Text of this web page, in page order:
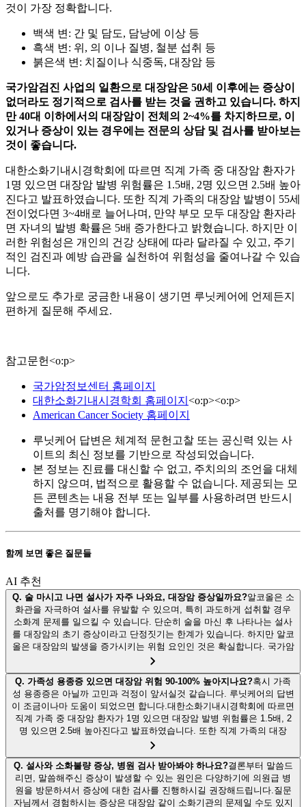
것이 가장 정확합니다.
백색 변: 간 및 담도, 담낭에 이상 등
흑색 변: 위, 의 이나 질병, 철분 섭취 등
붉은색 변: 치질이나 식중독, 대장암 등
국가암검진 사업의 일환으로 대장암은 50세 이후에는 증상이
없더라도 정기적으로 검사를 받는 것을 권하고 있습니다. 하지
만 40대 이하에서의 대장암이 전체의 2~4%를 차지하므로, 이
있거나 증상이 있는 경우에는 전문의 상담 및 검사를 받아보는
것이 좋습니다.
대한소화기내시경학회에 따르면 직계 가족 중 대장암 환자가
1명 있으면 대장암 발병 위험률은 1.5배, 2명 있으면 2.5배 높아
진다고 발표하였습니다. 또한 직계 가족의 대장암 발병이 55세
전이었다면 3~4배로 늘어나며, 만약 부모 모두 대장암 환자라
면 자녀의 발병 확률은 5배 증가한다고 밝혔습니다. 하지만 이
러한 위험성은 개인의 건강 상태에 따라 달라질 수 있고, 주기
적인 검진과 예방 습관을 실천하여 위험성을 줄여나갈 수 있습
니다.
앞으로도 추가로 궁금한 내용이 생기면 루닛케어에 언제든지
편하게 질문해 주세요.
참고문헌<o:p>
국가암정보센터 홈페이지
대한소화기내시경학회 홈페이지 <o:p><o:p>
American Cancer Society 홈페이지
루닛케어 답변은 체계적 문헌고찰 또는 공신력 있는 사
이트의 최신 정보를 기반으로 작성되었습니다.
본 정보는 진료를 대신할 수 없고, 주치의의 조언을 대체
하지 않으며, 법적으로 활용할 수 없습니다. 제공되는 모
든 콘텐츠는 내용 전부 또는 일부를 사용하려면 반드시
출처를 명기해야 합니다.
함께 보면 좋은 질문들
AI 추천
Q. 술 마시고 나면 설사가 자주 나와요, 대장암 증상일까요?알코올은 소
화관을 자극하여 설사를 유발할 수 있으며, 특히 과도하게 섭취할 경우
소화계 문제를 일으킬 수 있습니다. 단순히 술을 마신 후 나타나는 설사
를 대장암의 초기 증상이라고 단정짓기는 한계가 있습니다. 하지만 알코
올은 대장암의 발생을 증가시키는 위험 요인인 것은 확실합니다. 국가암
Q. 가족성 용종증 있으면 대장암 위험 90-100% 높아지나요?혹시 가족
성 용종증은 아닐까 고민과 걱정이 앞서실것 같습니다. 루닛케어의 답변
이 조금이나마 도움이 되었으면 합니다.대한소화기내시경학회에 따르면
직계 가족 중 대장암 환자가 1명 있으면 대장암 발병 위험률은 1.5배, 2
명 있으면 2.5배 높아진다고 발표하였습니다. 또한 직계 가족의 대장
Q. 설사와 소화불량 증상, 병원 검사 받아봐야 하나요?결론부터 말씀드
리면, 말씀해주신 증상이 발생할 수 있는 원인은 다양하기에 의원급 병
원을 방문하셔서 증상에 대한 검사를 진행하시길 권장해드립니다.질문
자님께서 경험하시는 증상은 대장암 같이 소화기관의 문제일 수도 있지